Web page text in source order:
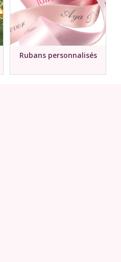
Rubans personnalisés